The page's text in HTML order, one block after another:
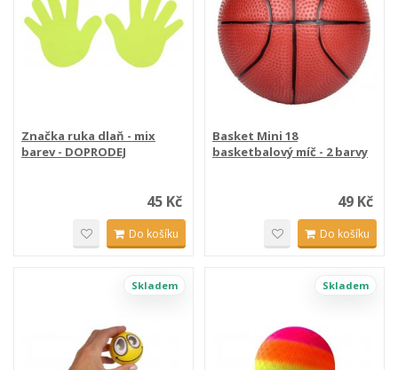
Značka ruka dlaň - mix
barev - DOPRODEJ
45 Kč
Do košíku
Basket Mini 18
basketbalový míč - 2 barvy
49 Kč
Do košíku
Skladem Skladem